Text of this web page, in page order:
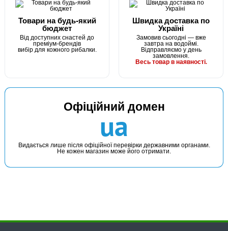
Товари на будь-який
бюджет
Від доступних снастей до
преміум-брендів
вибір для кожного рибалки.
Швидка доставка по
Україні
Замовив сьогодні — вже
завтра на водоймі.
Відправляємо у день
замовлення.
Весь товар в наявності.
Офіційний домен
ua
Видається лише після офіційної перевірки державними органами.
Не кожен магазин може його отримати.